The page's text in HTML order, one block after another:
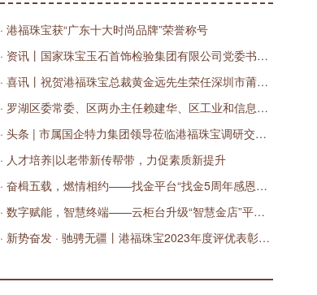
· 港福珠宝获“广东十大时尚品牌”荣誉称号
· 资讯丨国家珠宝玉石首饰检验集团有限公司党委书记、董事长王宝民，深圳实验室主任丁汀一行莅临港福调研指导
· 喜讯丨祝贺港福珠宝总裁黄金远先生荣任深圳市莆田商会第三届轮值会长
· 罗湖区委常委、区两办主任赖建华、区工业和信息化局副局长王红线一行莅临港福珠宝调研指导
· 头条 | 市属国企特力集团领导莅临港福珠宝调研交流，共商数字化发展之路
· 人才培养|以老带新传帮带，力促素质新提升
· 奋楫五载，燃情相约——找金平台“找金5周年感恩有您”直播庆典圆满落幕！
· 数字赋能，智慧终端——云柜台升级“智慧金店”平台发布会圆满举办！
· 新势奋发 · 驰骋无疆丨港福珠宝2023年度评优表彰大会圆满举办！